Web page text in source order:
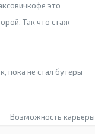
это
Так что стаж
пока не стал бутеры
Возможность карьеры